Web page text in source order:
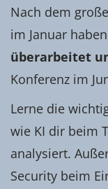
Nach dem
im Januar
überarbeitet
Konferenz im
Lerne die
wie KI dir beim
analysiert.
Security beim